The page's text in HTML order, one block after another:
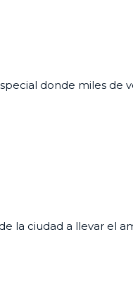
donde miles de
la ciudad a llevar el